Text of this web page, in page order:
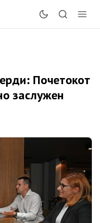
Почетокот
заслужен